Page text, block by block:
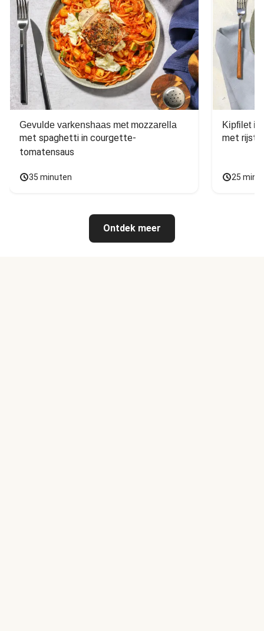
Gevulde varkenshaas met mozzarella
met spaghetti in courgette-
tomatensaus
35 minuten
Kipfilet in
met rijst,
25
Ontdek meer